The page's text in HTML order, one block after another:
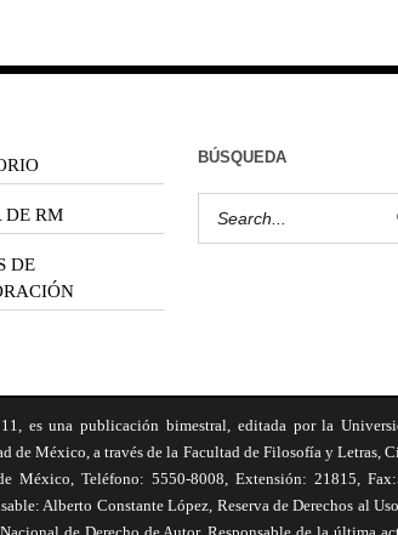
DE RM
DE
BÚSQUEDA
es una publicación bimestral, editada por la
de México, a través de la Facultad de Filosofía y Letras,
México, Teléfono: 5550-8008, Extensión: 21815,
Alberto Constante López, Reserva de Derechos al